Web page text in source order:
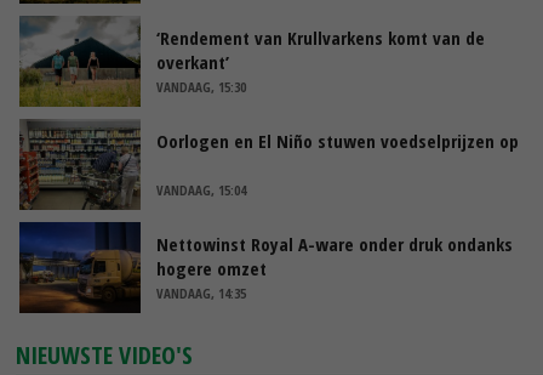
‘Rendement van Krullvarkens komt van de
overkant’
VANDAAG, 15:30
Oorlogen en El Niño stuwen voedselprijzen op
VANDAAG, 15:04
Nettowinst Royal A-ware onder druk ondanks
hogere omzet
VANDAAG, 14:35
NIEUWSTE VIDEO'S